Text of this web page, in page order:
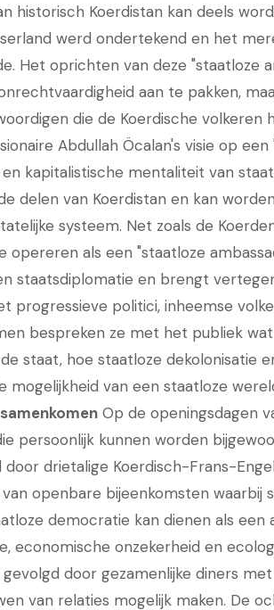
historisch Koerdistan kan deels
werd ondertekend en het
Het oprichten van deze "staatloze
aan te pakken,
die de Koerdische volkeren
Abdullah Öcalan's visie op
kapitalistische mentaliteit van
delen van Koerdistan en kan
systeem. Net zoals de
opereren als een "staatloze
staatsdiplomatie en brengt
progressieve politici, inheemse
bespreken ze met het publiek
staat, hoe staatloze dekolonisatie
mogelijkheid van een staatloze
Op de openingsdagen
persoonlijk kunnen worden
drietalige Koerdisch-Frans-
openbare bijeenkomsten
democratie kan dienen als
economische onzekerheid en
door gezamenlijke diners
van relaties mogelijk maken. De